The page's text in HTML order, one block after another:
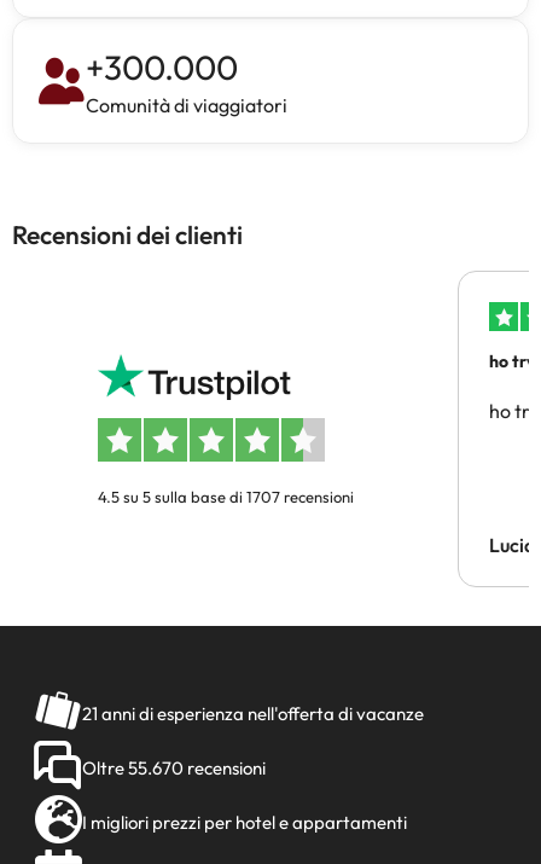
+300.000
Comunità di viaggiatori
Recensioni dei clienti
4.5 su 5 sulla base di 1707 recensioni
ho
ho
Lucia
21 anni di esperienza nell'offerta di vacanze
Oltre 55.670 recensioni
I migliori prezzi per hotel e appartamenti